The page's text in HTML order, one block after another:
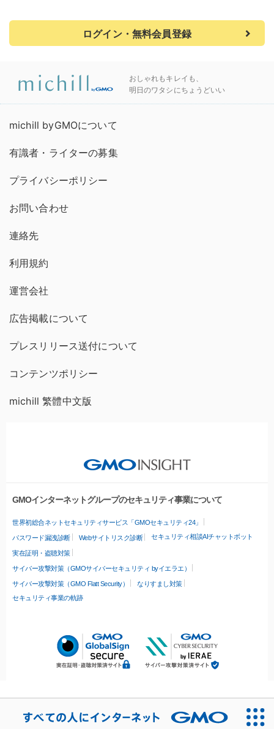
ログイン・無料会員登録
おしゃれもキレイも、
明日のワタシにちょうどいい
michill byGMOについて
有識者・ライターの募集
プライバシーポリシー
お問い合わせ
連絡先
利用規約
運営会社
広告掲載について
プレスリリース送付について
コンテンツポリシー
michill 繁體中文版
GMOインターネットグループのセキュリティ事業について
世界初総合ネットセキュリティサービス「GMOセキュリティ24」
パスワード漏洩診断 Webサイトリスク診断 セキュリティ相談AIチャットボット
実在証明・盗聴対策
サイバー攻撃対策（GMOサイバーセキュリティ byイエラエ）
サイバー攻撃対策（GMO Flatt Security）
なりすまし対策
セキュリティ事業の軌跡